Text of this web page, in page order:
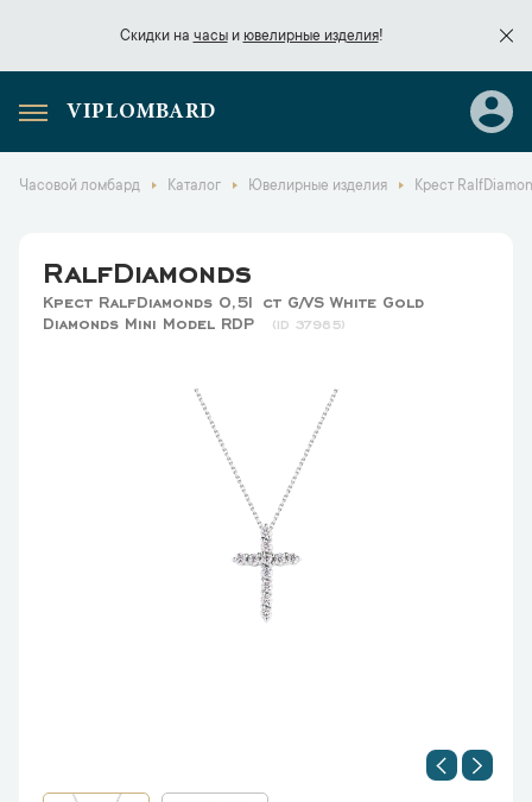
Скидки на часыи ювелирные изделия!
Скидки начасы
VIPLOMBARD
Часовой ломбард Каталог Ювелирные изделия Крест
RalfDiamonds
Крест RalfDiamonds 0,51 ct G/VS White Gold
Diamonds Mini Model RDP
37985